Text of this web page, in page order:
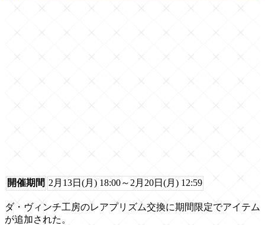
開催期間 2月13日(月) 18:00～2月20日(月) 12:59
ダ・ヴィンチ工房のレアプリズム交換に期間限定でアイテム
が追加された。